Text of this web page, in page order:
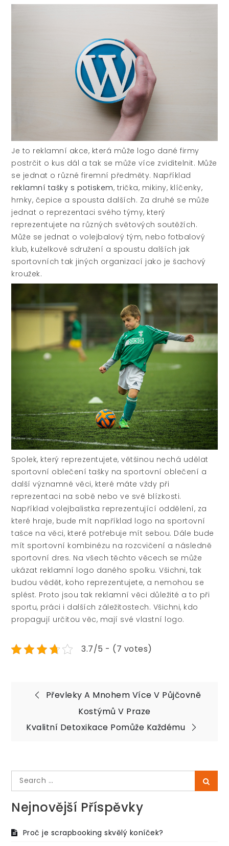
Je to reklamní akce, která může logo dané firmy
postrčit o kus dál a tak se může více zviditelnit. Může
se jednat o různé firemní předměty. Například
reklamní tašky s potiskem, trička, mikiny, klíčenky,
hrnky, čepice a spousta dalších. Za druhé se může
jednat o reprezentaci svého týmy, který
reprezentujete na různých světových soutěžích.
Může se jednat o volejbalový tým, nebo fotbalový
klub, kuželkové sdružení a spoustu dalších jak
sportovních tak jiných organizací jako je šachový
kroužek.
Spolek, který reprezentujete, většinou nechá udělat
sportovní oblečení tašky na sportovní oblečení a
další významné věci, které máte vždy při
reprezentaci na sobě nebo ve své blízkosti.
Například volejbalistka reprezentující oddělení, za
které hraje, bude mít například logo na sportovní
tašce na věci, které potřebuje mít sebou. Dále bude
mít sportovní kombinézu na rozcvičení a následně
sportovní dres. Na všech těchto věcech se může
ukázat reklamní logo daného spolku. Všichni, tak
budou vědět, koho reprezentujete, a nemohou se
splést. Proto jsou tak reklamní věci důležité a to při
sportu, práci i dalších záležitostech. Všichni, kdo
propagují určitou věc, mají své vlastní logo.
3.7/5 - (7 votes)
Navigace
pro
příspěvek
Převleky A Mnohem Více V Půjčovně
Kostýmů V Praze
Kvalitní Detoxikace Pomůže Každému
Search
for:
Nejnovější Příspěvky
Proč je scrapbooking skvělý koníček?